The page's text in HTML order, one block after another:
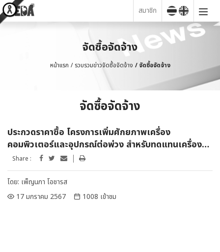
สมาชิก
จัดซื้อจัดจ้าง
หน้าแรก รวบรวมข่าวจัดซื้อจัดจ้าง จัดซื้อจัดจ้าง
จัดซื้อจัดจ้าง
ประกวดราคาซื้อ โครงการเพิ่มศักยภาพเครื่อง
คอมพิวเตอร์และอุปกรณ์ต่อพ่วง สำหรับทดแทนเครื่อง
เดิมที่เสื่อมสภาพ ประจำปีงบประมาณ พ.ศ. 2567 ด้วยวิธี
ประกวดราคาอิเล็กทรอนิกส์ (e-bidding)
Share :
โดย: เพ็ญนภา โอชารส
17 มกราคม 2567
1008 เข้าชม